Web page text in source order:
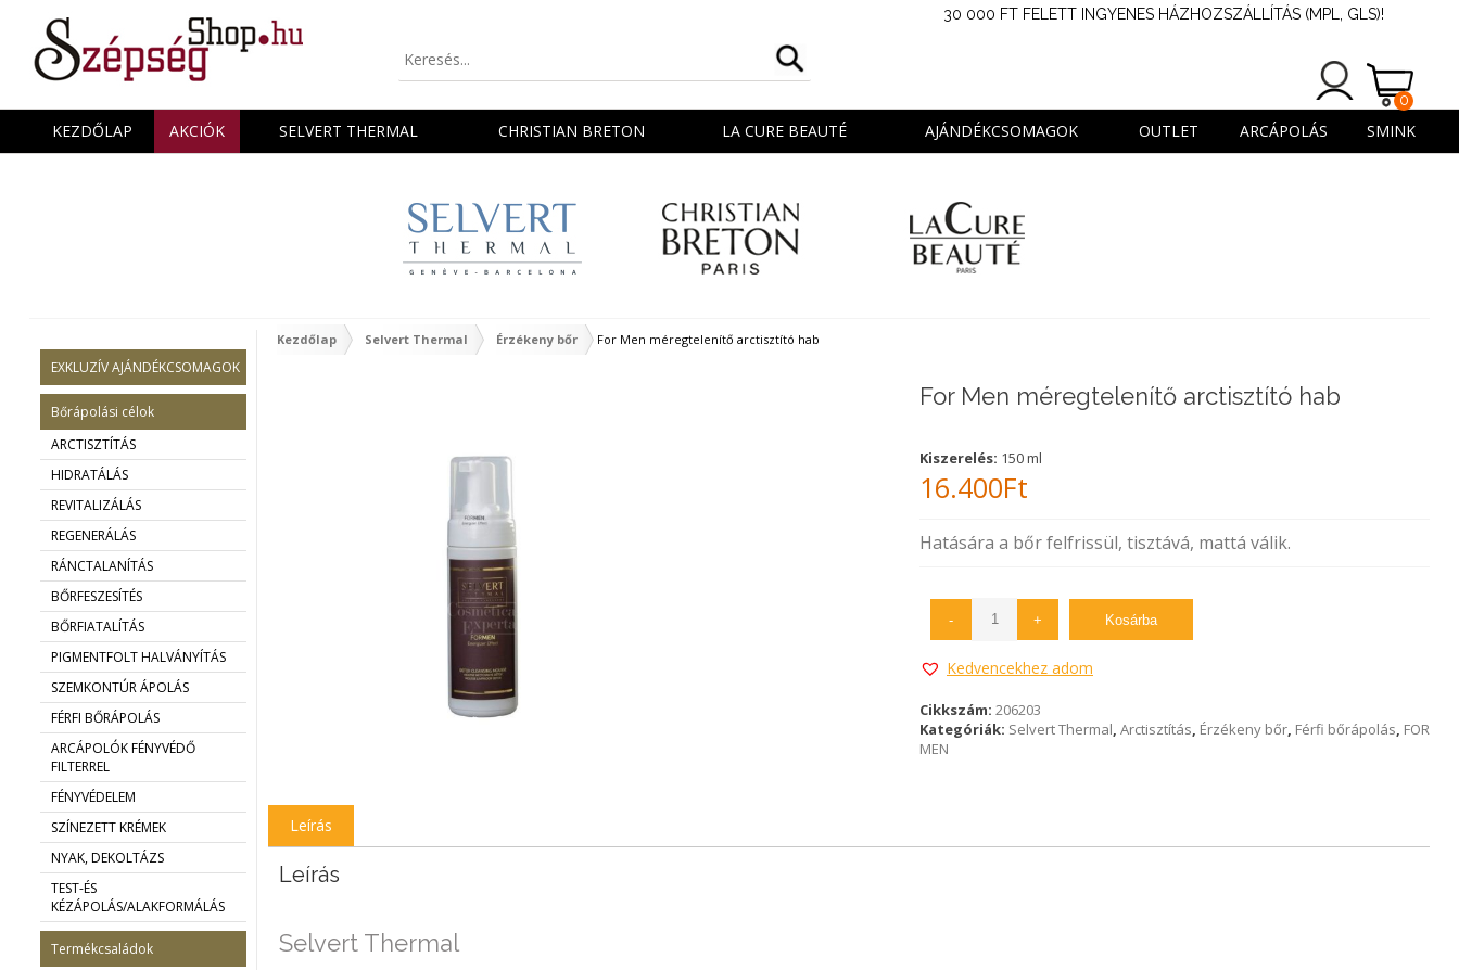
30 000 FT FELETT INGYENES HÁZHOZSZÁLLÍTÁS (MPL, GLS)!
0
KEZDŐLAP AKCIÓK SELVERT THERMAL CHRISTIAN BRETON LA CURE BEAUTÉ AJÁNDÉKCSOMAGOK OUTLET ARCÁPOLÁS SMINK
Kezdőlap Selvert Thermal Érzékeny bőr For Men méregtelenítő arctisztító hab
For Men méregtelenítő arctisztító hab
Kiszerelés: 150 ml
16.400Ft
Hatására a bőr felfrissül, tisztává, mattá válik.
- + Kosárba
Kedvencekhez adom
Cikkszám: 206203
Kategóriák: Selvert Thermal Arctisztítás Érzékeny bőr Férfi bőrápolás FOR
MEN
Leírás
Leírás
Selvert Thermal
EXKLUZÍV AJÁNDÉKCSOMAGOK
Bőrápolási célok
ARCTISZTÍTÁS
HIDRATÁLÁS
REVITALIZÁLÁS
REGENERÁLÁS
RÁNCTALANÍTÁS
BŐRFESZESÍTÉS
BŐRFIATALÍTÁS
PIGMENTFOLT HALVÁNYÍTÁS
SZEMKONTÚR ÁPOLÁS
FÉRFI BŐRÁPOLÁS
ARCÁPOLÓK FÉNYVÉDŐ
FILTERREL
FÉNYVÉDELEM
SZÍNEZETT KRÉMEK
NYAK, DEKOLTÁZS
TEST-ÉS
KÉZÁPOLÁS/ALAKFORMÁLÁS
Termékcsaládok